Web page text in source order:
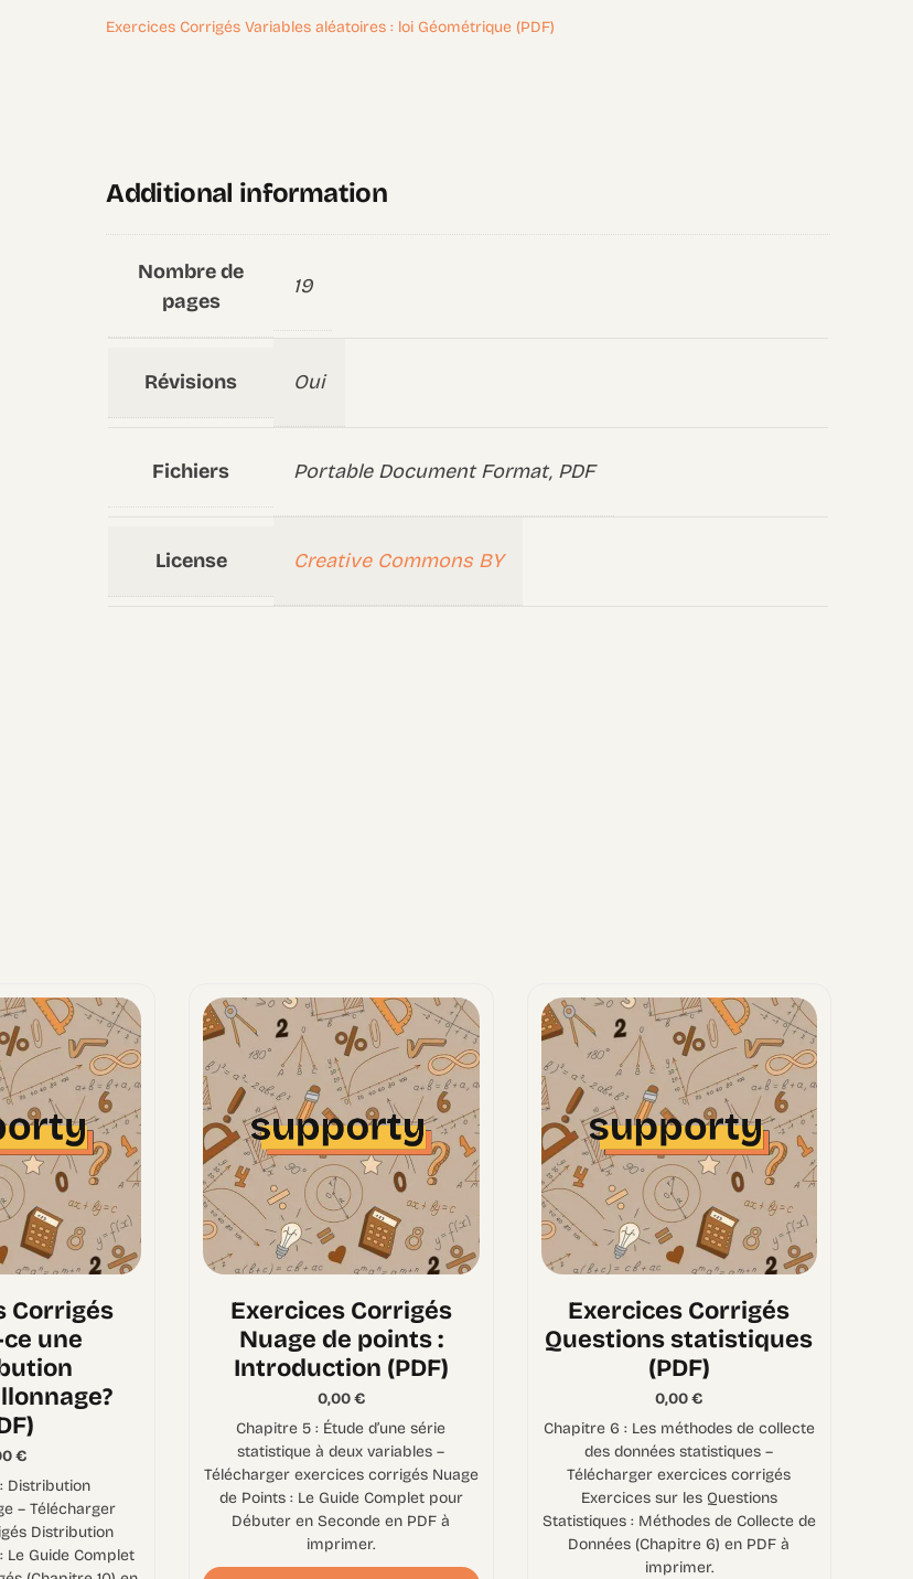
Exercices Corrigés Variables aléatoires : loi Géométrique (PDF)
Additional information
Nombre de
pages
19
Révisions Oui
Fichiers Portable Document Format, PDF
License Creative Commons BY
Corrigés
ce une
€
Distribution
– Télécharger
Distribution
Le Guide Complet
Exercices Corrigés
Nuage de points :
Introduction (PDF)
0,00€
Chapitre 5 : Étude d’une série
statistique à deux variables –
Télécharger exercices corrigés Nuage
de Points : Le Guide Complet pour
Débuter en Seconde en PDF à
imprimer.
Exercices Corrigés
Questions statistiques
(PDF)
0,00€
Chapitre 6 : Les méthodes de collecte
des données statistiques –
Télécharger exercices corrigés
Exercices sur les Questions
Statistiques : Méthodes de Collecte de
Données (Chapitre 6) en PDF à
imprimer.